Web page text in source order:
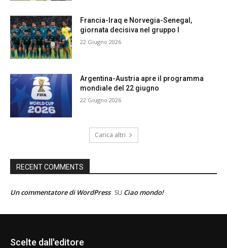
Francia-Iraq e Norvegia-Senegal,
giornata decisiva nel gruppo I
22 Giugno 2026
Argentina-Austria apre il programma
mondiale del 22 giugno
22 Giugno 2026
Carica altri
RECENT COMMENTS
Un commentatore di WordPress SU Ciao mondo!
Scelte dall'editore